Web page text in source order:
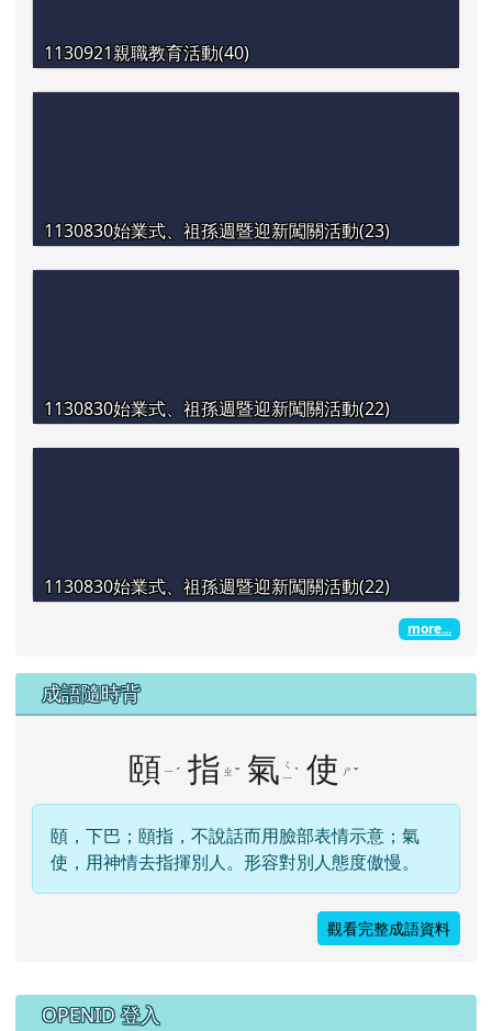
1130921親職教育活動(40)
1130830始業式、祖孫週暨迎新闖關活動(23)
1130830始業式、祖孫週暨迎新闖關活動(22)
1130830始業式、祖孫週暨迎新闖關活動(22)
more...
成語隨時背
頤 ㄧ ˊ 指 ㄓ ˇ 氣 ㄑ
ㄧ ˋ 使 ㄕ ˇ
頤，下巴；頤指，不說話而用臉部表情示意；氣
使，用神情去指揮別人。形容對別人態度傲慢。
觀看完整成語資料
右邊區域內容
OPENID 登入